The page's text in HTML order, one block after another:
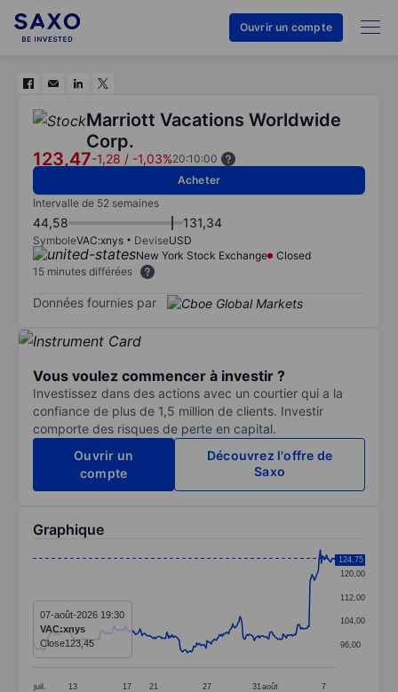
Ouvrir un compte
Marriott Vacations Worldwide
Corp.
123,47-1,28 / -1,03%20:10:00
Acheter
Intervalle de 52 semaines
44,58 131,34
SymboleVAC:xnys DeviseUSD
New York Stock Exchange
Closed
15 minutes différées
Données fournies par
Vous voulez commencer à investir ?
Investissez dans des actions avec un courtier qui a la
confiance de plus de 1,5 million de clients. Investir
comporte des risques de perte en capital.
Ouvrir un
compte
Découvrez l'offre de
Saxo
Graphique
The chart has 1 X axis displaying categories.
The chart has 1 Y axis displaying values. Data ranges
juil. 13 17 21 27 31 août 7
96,00
104,00
112,00
120,00
124,75
07-août-2026 19:30
VAC:xnys
Close123,45